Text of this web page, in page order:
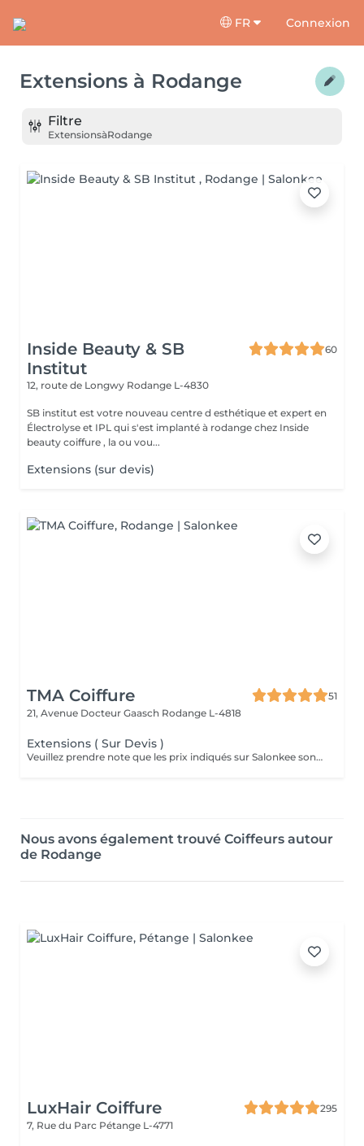
FR Connexion
Extensions à Rodange
Filtre
ExtensionsàRodange
Inside Beauty & SB
Institut
60
12, route de Longwy Rodange L-4830
SB institut est votre nouveau centre d esthétique et expert en
Électrolyse et IPL qui s'est implanté à rodange chez Inside
beauty coiffure , la ou vou...
Extensions (sur devis)
TMA Coiffure
51
21, Avenue Docteur Gaasch Rodange L-4818
Extensions ( Sur Devis )
Veuillez prendre note que les prix indiqués sur Salonkee sont communiqués à titre informatif et s'entendent de base. Ces derniers sont susceptibles de varier selon le diagnostic réalisé à votre arrivée au salon et l'expertise du professionnel à qui vous confiez votre beauté. Dans tous les cas, un devis précis vous sera proposé et toutes réalisations de prestations seront effectuées avec votre accord. Un grand merci d'avance pour votre compréhension. Au plaisir de vous revoir très vite.
Nous avons également trouvé Coiffeurs autour
de Rodange
LuxHair Coiffure
295
7, Rue du Parc Pétange L-4771